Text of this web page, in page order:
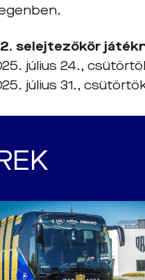
selejtezőkör
július 24.,
július 31.,